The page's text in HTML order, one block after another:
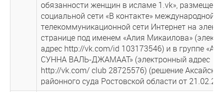
обязанности женщин в исламе 1.vk»,
социальной сети «В контакте» международной
телекоммуникационной сети Интернет на
странице под именем «Алия Микаилова»
адрес http://vk.com/id 103173546) и в группе
СУННА ВАЛЬ-ДЖАМААТ» (электронный адрес
http://vk.com/ club 28725576) (решение
районного суда Ростовской области от